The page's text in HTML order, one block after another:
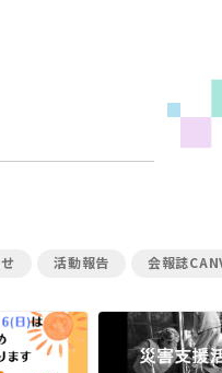
活動報告 会報誌